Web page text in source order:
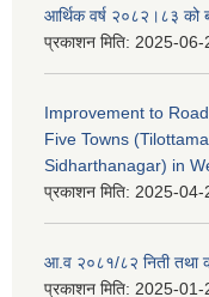
आर्थिक वर्ष २०८२।८३ को
प्रकाशन मिति: 2025-06-
Improvement to
Five Towns
Sidharthanagar) in
प्रकाशन मिति: 2025-04-
आ.व २०८१/८२ निती तथा
प्रकाशन मिति: 2025-01-